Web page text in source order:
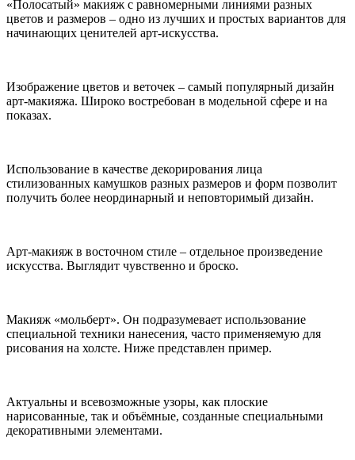
«Полосатый» макияж с равномерными линиями разных
цветов и размеров – одно из лучших и простых вариантов для
начинающих ценителей арт-искусства.
Изображение цветов и веточек – самый популярный дизайн
арт-макияжа. Широко востребован в модельной сфере и на
показах.
Использование в качестве декорирования лица
стилизованных камушков разных размеров и форм позволит
получить более неординарный и неповторимый дизайн.
Арт-макияж в восточном стиле – отдельное произведение
искусства. Выглядит чувственно и броско.
Макияж «мольберт». Он подразумевает использование
специальной техники нанесения, часто применяемую для
рисования на холсте. Ниже представлен пример.
Актуальны и всевозможные узоры, как плоские
нарисованные, так и объёмные, созданные специальными
декоративными элементами.